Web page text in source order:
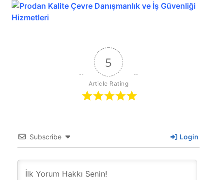
5
Article Rating
Subscribe Login